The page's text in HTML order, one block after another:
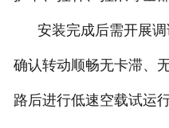
安装完成后需开展调
确认转动顺畅无卡滞、
路后进行低速空载试运